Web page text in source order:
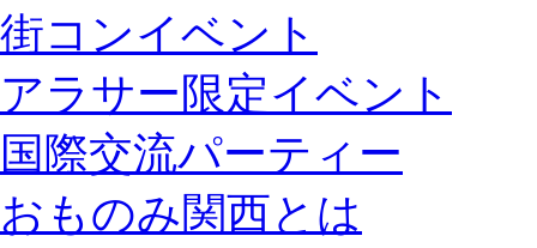
街コンイベント
アラサー限定イベント
国際交流パーティー
おものみ関西とは